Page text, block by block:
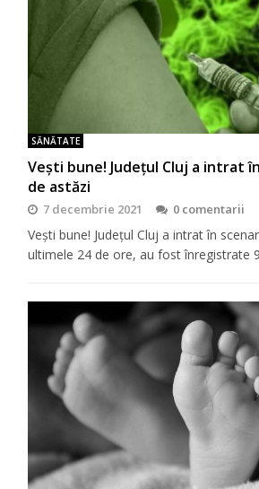
SĂNĂTATE
Vești bune! Județul Cluj a intrat
de astăzi
7 decembrie 2021 0 comentarii
Vești bune! Județul Cluj a intrat în
ultimele 24 de ore, au fost înregistrate